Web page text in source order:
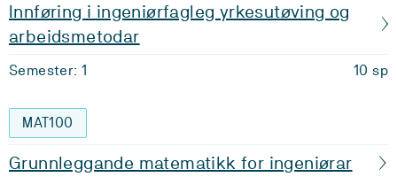
Innføring i ingeniørfagleg yrkesutøving og
arbeidsmetodar
Semester: 1 10 sp
MAT100
Grunnleggande matematikk for ingeniørar